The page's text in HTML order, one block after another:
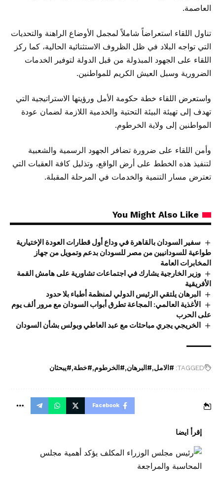
العاصمة.
تناول اللقاء استعراضاً شاملاً لمجمل الأوضاع الراهنة والتحديات
التي تواجه البلاد في ظل الظروف الاستثنائية الحالية، كما ركز
اللقاء على الجهود المبذولة من قبل الدولة لتوفير الخدمات
الضرورية وسبل العيش الكريم للمواطنين.
واستعرض اللقاء خطة حكومة الأمل ورؤيتها الاستراتيجية التي
تهدف إلى تهيئة البيئة التحتية والخدمية اللازمة لضمان عودة
المواطنين إلى ولاية الخرطوم.
​وأمن اللقاء على ضرورة تضافر الجهود الرسمية والشعبية
لتنفيذ هذه الخطط على أرض الواقع، وتذليل كافة العقبات التي
تعترض مسار التنمية والخدمات في المرحلة المقبلة.
You Might Also Like
سفير السودان بالقاهرة في وداع أول قطارات العودة الإختيارية
طواعية للسودانيين من مصر للسودان بدعم وتمويل من جهاز
المخابرات العامة
وزير الخارجية يشارك في اجتماعات تشاورية على هامش القمة
الأفريقية
البرهان يلتقي الرئيس الدولي لمنظمة أطباء بلا حدود
الأغذية العالمي: المجاعة تطرق أبواب السودان مع مرور ألف يوم
على الحرب
الخريجي يجري مباحثات مع عبد العاطي وبولس بشأن السودان
TAGGED: #الامل #البرهان #الخرطوم #خطة #يبحثان
Facebook
إقرأ ايضا